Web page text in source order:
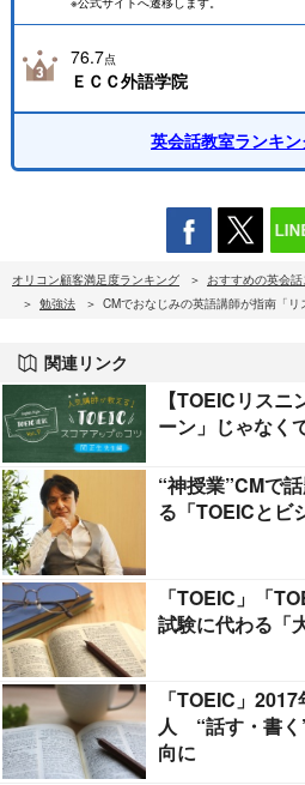
76.7点
ＥＣＣ外語学院
英会話教室ランキ
オリコン顧客満足度ランキング おすすめの英会
勉強法
CMでおなじみの英語講師が指南「リ
関連リンク
【TOEICリス
ーン」じゃなく
“神授業”CMで
る「TOEICとビ
「TOEIC」「
試験に代わる「
「TOEIC」
人 “話す・書く
向に